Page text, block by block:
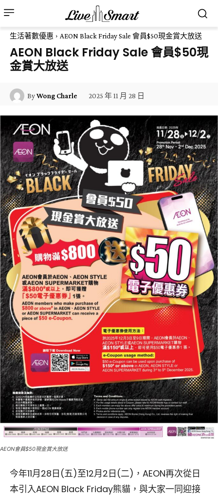
生活著數優惠 AEON Black Friday Sale 會員$50現金賞大放送
AEON Black Friday Sale 會員$50現
金賞大放送
ByWong Charle 2025 年 11 月 28 日
AEON會員$50現金賞大放送
今年11月28日(五)至12月2日(二)，AEON再次從日
本引入AEON Black Friday熊貓，與大家一同迎接